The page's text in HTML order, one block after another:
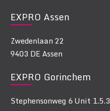
EXPRO Assen
Zwedenlaan 22
9403 DE Assen
EXPRO Gorinchem
Stephensonweg 6 Unit 1.5.3